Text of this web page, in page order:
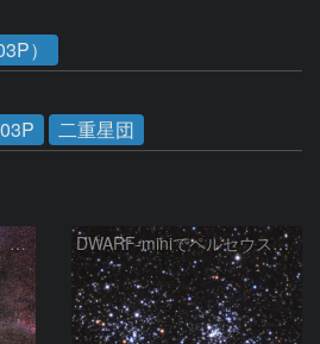
）
二重星団
カシオペア座付近の空域 260720 DWARF-miniでペルセウス座の二重星団